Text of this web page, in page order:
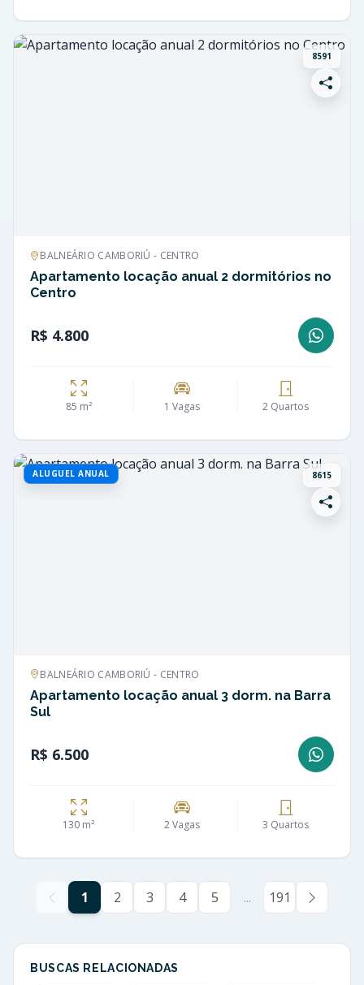
8591
BALNEÁRIO CAMBORIÚ - CENTRO
Apartamento locação anual 2 dormitórios no
Centro
R$ 4.800
85 m² 1 Vagas 2 Quartos
ALUGUEL ANUAL 8615
BALNEÁRIO CAMBORIÚ - CENTRO
Apartamento locação anual 3 dorm. na Barra
Sul
R$ 6.500
130 m² 2 Vagas 3 Quartos
1 2 3 4 5 ... 191
BUSCAS RELACIONADAS